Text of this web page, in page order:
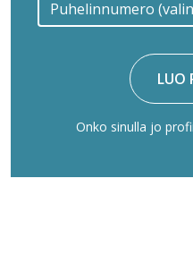
LUO
Onko sinulla jo